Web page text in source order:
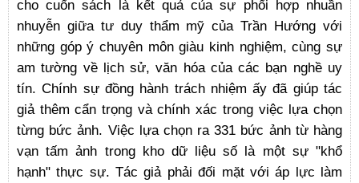
cho cuốn sách là kết quả của sự phối hợp nhuần
nhuyễn giữa tư duy thẩm mỹ của Trần Hướng với
những góp ý chuyên môn giàu kinh nghiệm, cùng sự
am tường về lịch sử, văn hóa của các bạn nghề uy
tín. Chính sự đồng hành trách nhiệm ấy đã giúp tác
giả thêm cẩn trọng và chính xác trong việc lựa chọn
từng bức ảnh. Việc lựa chọn ra 331 bức ảnh từ hàng
vạn tấm ảnh trong kho dữ liệu số là một sự "khổ
hạnh" thực sự. Tác giả phải đối mặt với áp lực làm